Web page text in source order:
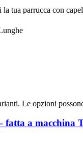
tua parrucca con
Le opzioni
a macchina